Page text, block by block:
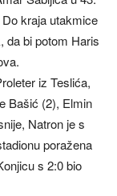
kraja utakmice
da bi potom Haris
iz Teslića,
Bašić (2), Elmin
Natron je s
poražena
s 2:0 bio